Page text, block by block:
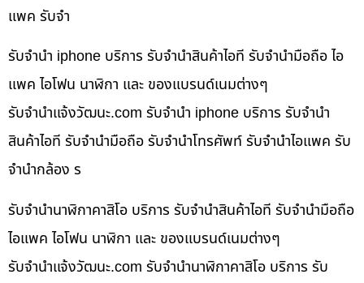
แพค รับจำ
รับจำนำ iphone บริการ รับจำนำสินค้าไอที รับจำนำมือถือ ไอ
แพค ไอโฟน นาฬิกา และ ของแบรนด์เนมต่างๆ
รับจํานําแจ้งวัฒนะ.com รับจำนำ iphone บริการ รับจำนำ
สินค้าไอที รับจำนำมือถือ รับจำนำโทรศัพท์ รับจำนำไอแพค รับ
จำนำกล้อง ร
รับจำนำนาฬิกาคาสิโอ บริการ รับจำนำสินค้าไอที รับจำนำมือถือ
ไอแพค ไอโฟน นาฬิกา และ ของแบรนด์เนมต่างๆ
รับจํานําแจ้งวัฒนะ.com รับจำนำนาฬิกาคาสิโอ บริการ รับ